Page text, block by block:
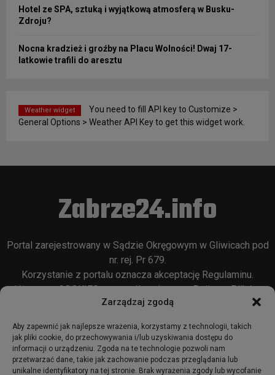
Zarządzaj zgodą
Aby zapewnić jak najlepsze wrażenia, korzystamy z technologii, takich
jak pliki cookie, do przechowywania i/lub uzyskiwania dostępu do
informacji o urządzeniu. Zgoda na te technologie pozwoli nam
przetwarzać dane, takie jak zachowanie podczas przeglądania lub
unikalne identyfikatory na tej stronie. Brak wyrażenia zgody lub wycofanie
Hotel ze SPA, sztuką i wyjątkową atmosferą w Busku-
Zdroju?
Nocna kradzież i groźby na Placu Wolności! Dwaj 17-
latkowie trafili do aresztu
Weather widget
You need to fill API key to Customize >
General Options > Weather API Key to get this widget work.
Zabrze24.info
Portal zarejestrowany w Sądzie Okręgowym w Gliwicach pod
nr. rej. Pr 679.
Korzystanie z portalu oznacza akceptację Regulaminu.
Używamy COOKIES w sposób opisany wPolityce Plików
Cookie